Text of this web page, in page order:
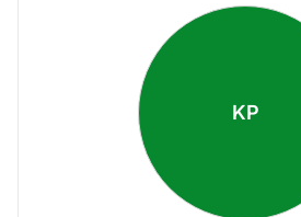
KP